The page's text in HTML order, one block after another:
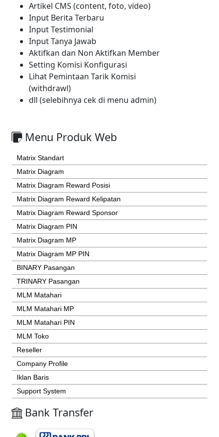
Artikel CMS (content, foto, video)
Input Berita Terbaru
Input Testimonial
Input Tanya Jawab
Aktifkan dan Non Aktifkan Member
Setting Komisi Konfigurasi
Lihat Pemintaan Tarik Komisi
(withdrawl)
dll (selebihnya cek di menu admin)
Menu Produk Web
Matrix Standart
Matrix Diagram
Matrix Diagram Reward Posisi
Matrix Diagram Reward Kelipatan
Matrix Diagram Reward Sponsor
Matrix Diagram PIN
Matrix Diagram MP
Matrix Diagram MP PIN
BINARY Pasangan
TRINARY Pasangan
MLM Matahari
MLM Matahari MP
MLM Matahari PIN
MLM Toko
Reseller
Company Profile
Iklan Baris
Support System
Bank Transfer